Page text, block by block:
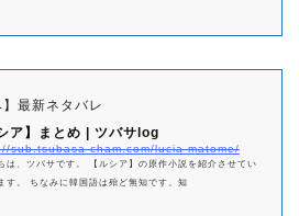
最新ネタバレ
ア】まとめ | ツバサlog
sub.tsubasa-cham.com/lucia-matome/
は、ツバサです。 【ルシア】の原作小説を紹介させてい
す。 ちなみに韓国語は殆ど無知です。知